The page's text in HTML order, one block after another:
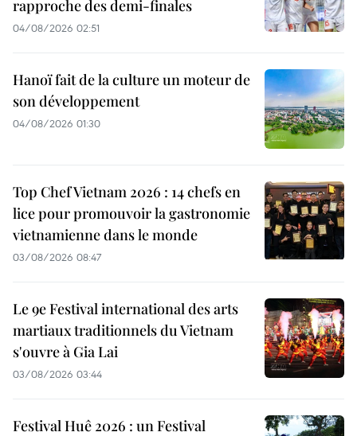
rapproche des demi-finales
04/08/2026 02:51
Hanoï fait de la culture un moteur de
son développement
04/08/2026 01:30
Top Chef Vietnam 2026 : 14 chefs en
lice pour promouvoir la gastronomie
vietnamienne dans le monde
03/08/2026 08:47
Le 9e Festival international des arts
martiaux traditionnels du Vietnam
s'ouvre à Gia Lai
03/08/2026 03:44
Festival Huê 2026 : un Festival